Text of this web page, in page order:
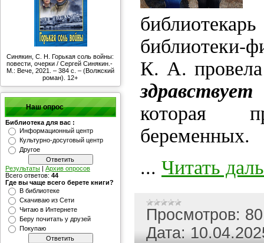
Синякин, С. Н. Горькая соль войны:
повести, очерки / Сергей Синякин.-
М.: Вече, 2021. – 384 с. – (Волжский
роман). 12+
Наш опрос
Библиотека для вас :
Информационный центр
Культурно-досуговый центр
Другое
Результаты | Архив опросов
Всего ответов: 44
Где вы чаще всего берете книги?
В библиотеке
Скачиваю из Сети
Читаю в Интернете
Беру почитать у друзей
Покупаю
библиотеки-
К. А.
которая
беременных.
... Читать
Просмотров: 80
Дата: